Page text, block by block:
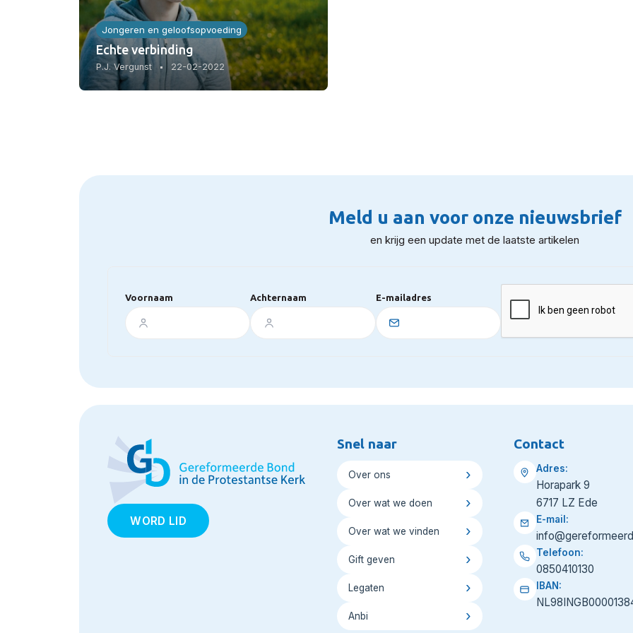
Jongeren en geloofsopvoeding
Echte verbinding
P.J. Vergunst 22-02-2022
Meld u aan voor onze nieuwsbrief
en krijg een update met de laatste artikelen
Voornaam Achternaam E-mailadres
WORD LID
Snel naar
Over ons
Over wat we doen
Over wat we vinden
Gift geven
Legaten
Anbi
Contact
Adres:
Horapark 9
6717 LZ Ede
E-mail:
Telefoon:
0850410130
IBAN: